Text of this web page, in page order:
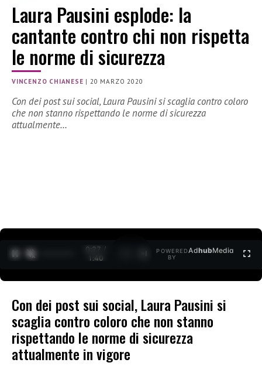
Laura Pausini esplode: la
cantante contro chi non rispetta
le norme di sicurezza
VINCENZO CHIANESE |20 MARZO 2020
Con dei post sui social, Laura Pausini si scaglia contro coloro
che non stanno rispettando le norme di sicurezza
attualmente…
0:27 /
1:40
POWERED
BY
AdhubMedia
Con dei post sui social, Laura Pausini si
scaglia contro coloro che non stanno
rispettando le norme di sicurezza
attualmente in vigore